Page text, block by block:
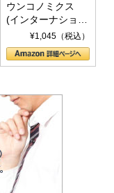
ウンコノミクス
(インターナショナ
ル新書)¥1,045（税込）